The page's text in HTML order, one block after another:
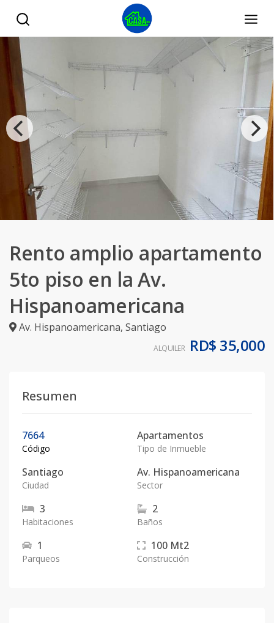
Rento amplio apartamento
5to piso en la Av.
Hispanoamericana
Av. Hispanoamericana, Santiago
ALQUILER RD$ 35,000
Resumen
7664
Código
Apartamentos
Tipo de Inmueble
Santiago
Ciudad
Av. Hispanoamericana
Sector
3
Habitaciones
2
Baños
1
Parqueos
100 Mt2
Construcción